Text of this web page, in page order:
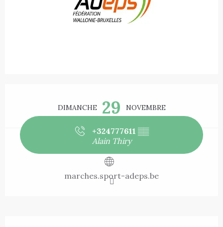
DIMANCHE 29 NOVEMBRE
+324777611 ▒▒
Alain Thiry
marches.sport-adeps.be